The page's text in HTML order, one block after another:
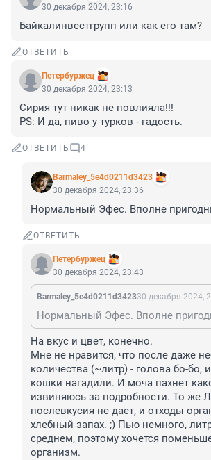
30 декабря 2024, 23:16
Байкалинвестгрупп или как его там?
ОТВЕТИТЬ
Пeтербуржец
30 декабря 2024, 23:13
Сирия тут никак не повлияла!!!
PS: И да, пиво у турков - гадость.
ОТВЕТИТЬ 4
Barmaley_5e4d0211d3423
30 декабря 2024, 23:36
Нормальный Эфес. Вполне
ОТВЕТИТЬ
Пeтербуржец
30 декабря 2024, 23:43
Barmaley_5e4d0211d342330 декабря 2024,
Нормальный Эфес. Вполне
На вкус и цвет, конечно.
Мне не нравится, что после даже
количества (~литр) - голова бо-бо,
кошки нагадили. И моча пахнет
извиняюсь за подробности. То же
послевкусия не дает, и отходы
хлебный запах. ;) Пью немного,
среднем, поэтому хочется
организм.